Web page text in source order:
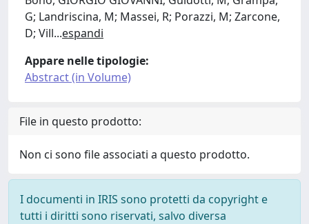
G; Landriscina, M; Massei, R; Porazzi, M; Zarcone,
D; Vill...espandi
Appare nelle tipologie:
Abstract (in Volume)
File in questo prodotto:
Non ci sono file associati a questo prodotto.
I documenti in IRIS sono protetti da copyright e
tutti i diritti sono riservati, salvo diversa